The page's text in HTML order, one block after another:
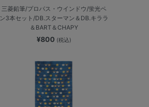
三菱鉛筆/プロパス・ウインドウ/蛍光ペ
ン3本セット/DB.スターマン＆DB.キララ
＆BART＆CHAPY
¥800 (税込)